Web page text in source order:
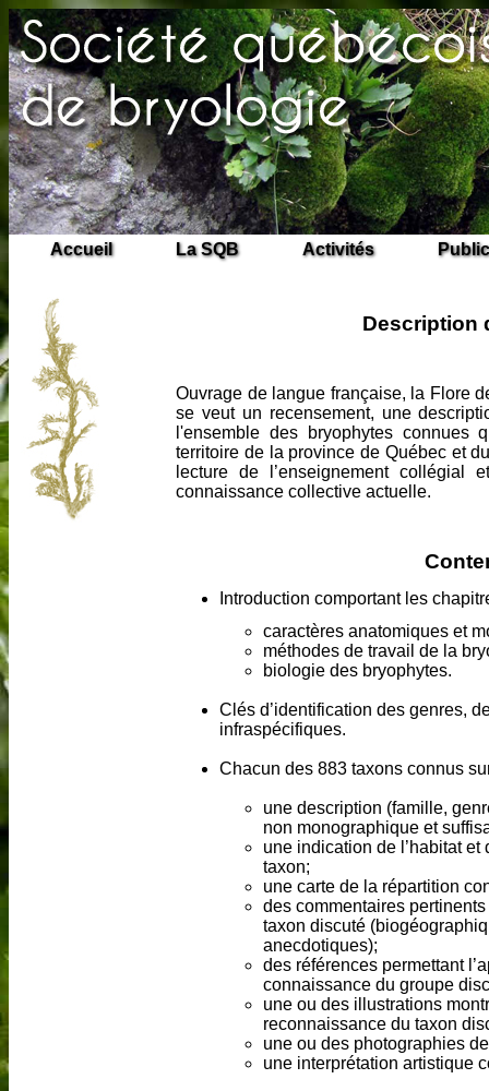
Accueil La SQB Activités
Description
Ouvrage de langue française, la Flore
se veut un recensement, une
l'ensemble des bryophytes connues
territoire de la province de Québec et
lecture de l’enseignement collégial
connaissance collective actuelle.
Introduction comportant les
caractères anatomiques et
méthodes de travail de la
biologie des bryophytes.
Clés d’identification des genres,
infraspécifiques.
Chacun des 883 taxons connus
une description (famille,
non monographique et
une indication de l’habitat
taxon;
une carte de la répartition
des commentaires
taxon discuté
anecdotiques);
des références permettant
connaissance du groupe
une ou des illustrations
reconnaissance du taxon
une ou des photographies
une interprétation artistique